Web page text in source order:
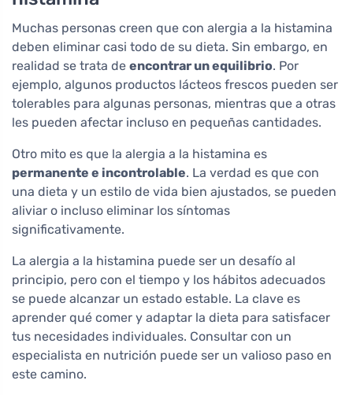
Muchas personas creen que con alergia a la histamina
deben eliminar casi todo de su dieta. Sin embargo, en
realidad se trata de encontrar un equilibrio. Por
ejemplo, algunos productos lácteos frescos pueden ser
tolerables para algunas personas, mientras que a otras
les pueden afectar incluso en pequeñas cantidades.
Otro mito es que la alergia a la histamina es
permanente e incontrolable. La verdad es que con
una dieta y un estilo de vida bien ajustados, se pueden
aliviar o incluso eliminar los síntomas
significativamente.
La alergia a la histamina puede ser un desafío al
principio, pero con el tiempo y los hábitos adecuados
se puede alcanzar un estado estable. La clave es
aprender qué comer y adaptar la dieta para satisfacer
tus necesidades individuales. Consultar con un
especialista en nutrición puede ser un valioso paso en
este camino.